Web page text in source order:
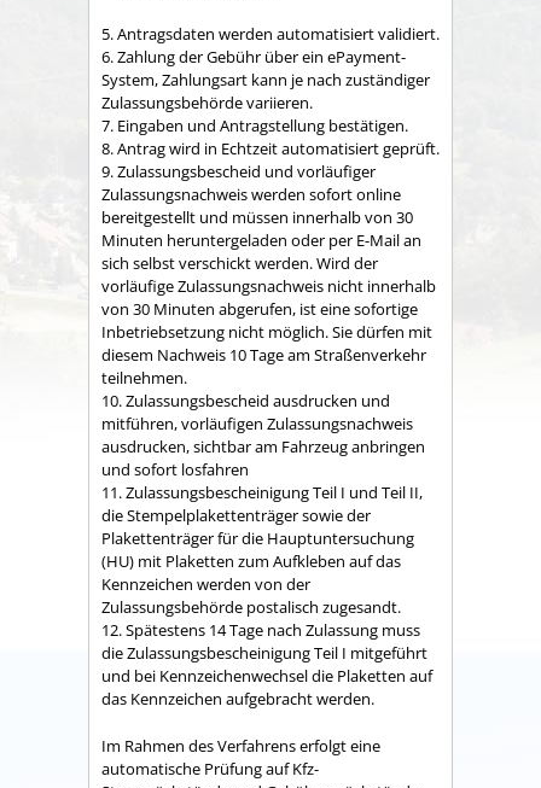
5. Antragsdaten werden automatisiert validiert.
6. Zahlung der Gebühr über ein ePayment-
System, Zahlungsart kann je nach zuständiger
Zulassungsbehörde variieren.
7. Eingaben und Antragstellung bestätigen.
8. Antrag wird in Echtzeit automatisiert geprüft.
9. Zulassungsbescheid und vorläufiger
Zulassungsnachweis werden sofortonline
bereitgestellt und müssen innerhalb von 30
Minuten heruntergeladen oder per E-Mailan
sich selbst verschickt werden. Wird der
vorläufige Zulassungsnachweis nicht innerhalb
von 30 Minuten abgerufen, ist eine sofortige
Inbetriebsetzung nicht möglich. Sie dürfen mit
diesem Nachweis 10 Tage am Straßenverkehr
teilnehmen.
10. Zulassungsbescheid ausdrucken und
mitführen, vorläufigen Zulassungsnachweis
ausdrucken, sichtbar am Fahrzeug anbringen
und sofort losfahren
11. Zulassungsbescheinigung Teil I und Teil II,
die Stempelplakettenträger sowie der
Plakettenträger für die Hauptuntersuchung
(HU) mit Plaketten zum Aufkleben auf das
Kennzeichen werden von der
Zulassungsbehörde postalisch zugesandt.
12. Spätestens 14 Tage nach Zulassung muss
die Zulassungsbescheinigung Teil I mitgeführt
und bei Kennzeichenwechsel die Plaketten auf
das Kennzeichen aufgebracht werden.
Im Rahmen des Verfahrens erfolgt eine
automatische Prüfung auf Kfz-